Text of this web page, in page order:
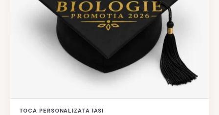
TOCA PERSONALIZATA IASI